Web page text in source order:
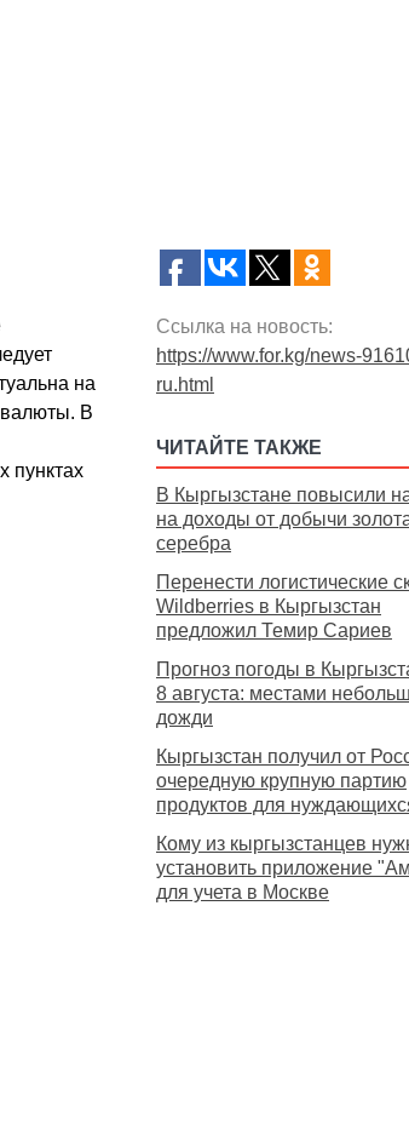
на
валюты. В
пунктах
Ссылка на новость:
https://www.for.kg/news-
ru.html
ЧИТАЙТЕ ТАКЖЕ
В Кыргызстане повысили
на доходы от добычи
серебра
Перенести логистические
Wildberries в Кыргызстан
предложил Темир Сариев
Прогноз погоды в
8 августа: местами
дожди
Кыргызстан получил от
очередную крупную партию
продуктов для
Кому из кыргызстанцев
установить приложение
для учета в Москве